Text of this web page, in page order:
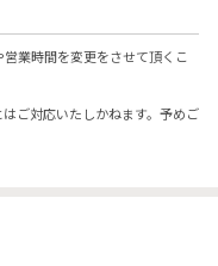
業時間を変更をさせて頂くこ
ご対応いたしかねます。予めご